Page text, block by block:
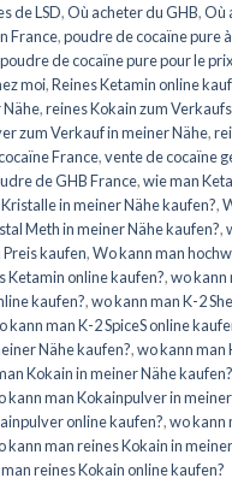
de LSD,Où acheter du GHB,Où
France,poudre de cocaïne pure
poudre de cocaïne pure pour le
moi,Reines Ketamin online
Nähe,reines Kokain zum
zum Verkauf in meiner Nähe,
France,vente de cocaïne
de GHB France,wie man
in meiner Nähe kaufen?,
Meth in meiner Nähe kaufen?,
kaufen,Wo kann man
Ketamin online kaufen?,wo kann
kaufen?,wo kann man K-2
kann man K-2 SpiceS online
Nähe kaufen?,wo kann man
Kokain in meiner Nähe kaufen?
kann man Kokainpulver in
online kaufen?,wo kann
kann man reines Kokain in
reines Kokain online kaufen?